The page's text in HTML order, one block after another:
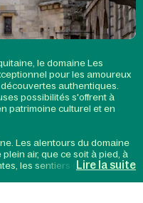
le domaine Les
pour les amoureux
authentiques.
possibilités s'offrent à
patrimoine culturel et en
Les alentours du domaine
air, que ce soit à pied, à
les sentiers deLire la suite